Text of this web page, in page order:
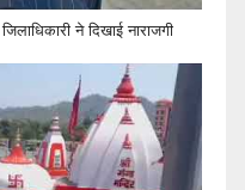
ने दिखाई नाराजगी